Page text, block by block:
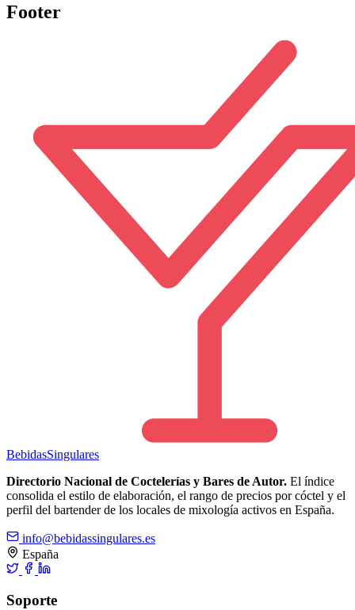
Footer
BebidasSingulares
Directorio Nacional de Coctelerías y Bares de Autor. El índice
consolida el estilo de elaboración, el rango de precios por cóctel y el
perfil del bartender de los locales de mixología activos en España.
info@bebidassingulares.es
España
Soporte